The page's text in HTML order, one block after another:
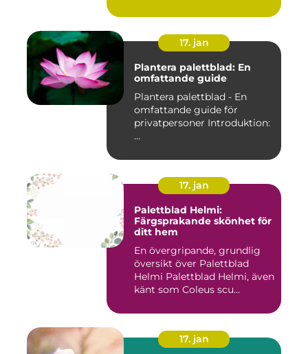
17. jan
Plantera palettblad: En
omfattande guide
Plantera palettblad - En
omfattande guide för
privatpersoner Introduktion:
...
17. jan
Palettblad Helmi:
Färgsprakande skönhet för
ditt hem
En övergripande, grundlig
översikt över Palettblad
Helmi Palettblad Helmi, även
känt som Coleus scu...
17. jan